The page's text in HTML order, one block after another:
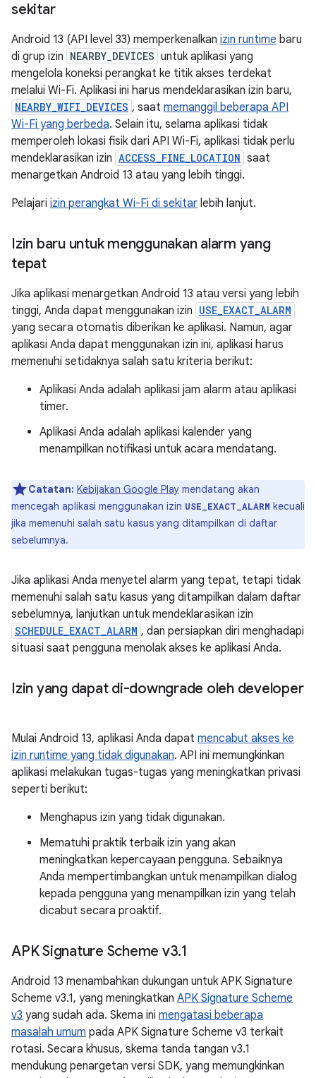
sekitar
Android 13 (API level 33) memperkenalkan izin runtime baru
di grup izin NEARBY_DEVICES untuk aplikasi yang
mengelola koneksi perangkat ke titik akses terdekat
melalui Wi-Fi. Aplikasi ini harus mendeklarasikan izin baru,
NEARBY_WIFI_DEVICES , saat memanggil beberapa API
Wi-Fi yang berbeda. Selain itu, selama aplikasi tidak
memperoleh lokasi fisik dari API Wi-Fi, aplikasi tidak perlu
mendeklarasikan izin ACCESS_FINE_LOCATION saat
menargetkan Android 13 atau yang lebih tinggi.
Pelajari izin perangkat Wi-Fi di sekitar lebih lanjut.
Izin baru untuk menggunakan alarm yang
tepat
Jika aplikasi menargetkan Android 13 atau versi yang lebih
tinggi, Anda dapat menggunakan izin USE_EXACT_ALARM
yang secara otomatis diberikan ke aplikasi. Namun, agar
aplikasi Anda dapat menggunakan izin ini, aplikasi harus
memenuhi setidaknya salah satu kriteria berikut:
Aplikasi Anda adalah aplikasi jam alarm atau aplikasi
timer.
Aplikasi Anda adalah aplikasi kalender yang
menampilkan notifikasi untuk acara mendatang.
Catatan: Kebijakan Google Play mendatang akan
mencegah aplikasi menggunakan izin USE_EXACT_ALARM kecuali
jika memenuhi salah satu kasus yang ditampilkan di daftar
sebelumnya.
Jika aplikasi Anda menyetel alarm yang tepat, tetapi tidak
memenuhi salah satu kasus yang ditampilkan dalam daftar
sebelumnya, lanjutkan untuk mendeklarasikan izin
SCHEDULE_EXACT_ALARM , dan persiapkan diri menghadapi
situasi saat pengguna menolak akses ke aplikasi Anda.
Izin yang dapat di-downgrade oleh developer
Mulai Android 13, aplikasi Anda dapat mencabut akses ke
izin runtime yang tidak digunakan. API ini memungkinkan
aplikasi melakukan tugas-tugas yang meningkatkan privasi
seperti berikut:
Menghapus izin yang tidak digunakan.
Mematuhi praktik terbaik izin yang akan
meningkatkan kepercayaan pengguna. Sebaiknya
Anda mempertimbangkan untuk menampilkan dialog
kepada pengguna yang menampilkan izin yang telah
dicabut secara proaktif.
APK Signature Scheme v3.1
Android 13 menambahkan dukungan untuk APK Signature
Scheme v3.1, yang meningkatkan APK Signature Scheme
v3 yang sudah ada. Skema ini mengatasi beberapa
masalah umum pada APK Signature Scheme v3 terkait
rotasi. Secara khusus, skema tanda tangan v3.1
mendukung penargetan versi SDK, yang memungkinkan